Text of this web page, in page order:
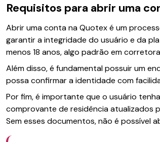
Requisitos para abrir uma
Abrir uma conta na Quotex é um
garantir a integridade do usuário e da
menos 18 anos, algo padrão em
Além disso, é fundamental possuir um
possa confirmar a identidade com
Por fim, é importante que o usuário
comprovante de residência atualizados
Sem esses documentos, não é possível